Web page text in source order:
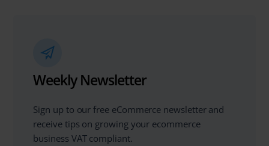
Weekly Newsletter
Sign up to our free eCommerce newsletter and
receive tips on growing your ecommerce
business VAT compliant.